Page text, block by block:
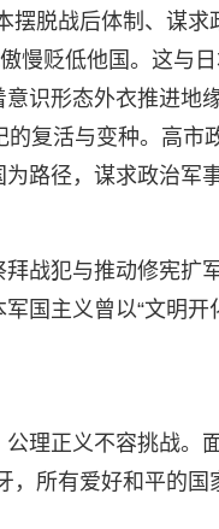
摆脱战后体制、谋
慢贬低他国。这与
识形态外衣推进地
的复活与变种。高
路径，谋求政治军
拜战犯与推动修宪扩
国主义曾以“文明
理正义不容挑战。
，所有爱好和平的